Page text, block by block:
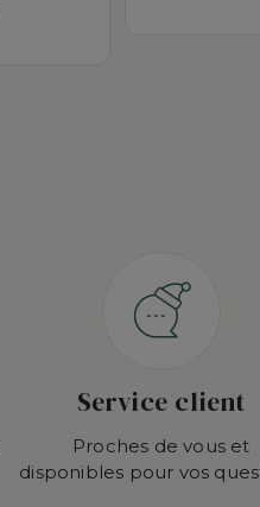
Service client
Proches de vous et
disponibles pour vos